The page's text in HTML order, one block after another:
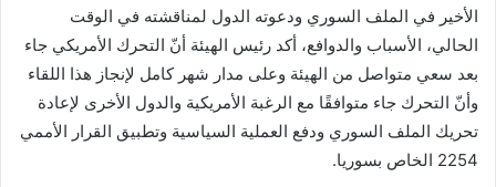
الأخير في الملف السوري ودعوته الدول لمناقشته في الوقت
الحالي، الأسباب والدوافع، أكد رئيس الهيئة أنّ التحرك الأمريكي جاء
بعد سعي متواصل من الهيئة وعلى مدار شهر كامل لإنجاز هذا اللقاء
وأنّ التحرك جاء متوافقًا مع الرغبة الأمريكية والدول الأخرى لإعادة
تحريك الملف السوري ودفع العملية السياسية وتطبيق القرار الأممي
2254 الخاص بسوريا.